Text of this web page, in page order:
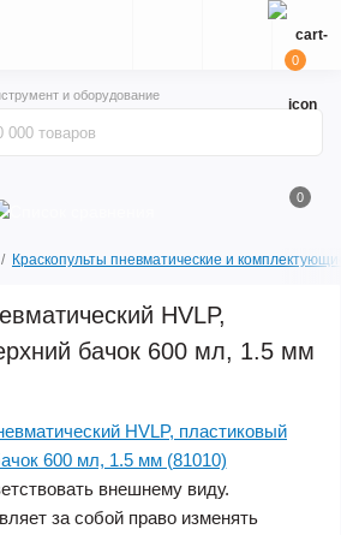
и оборудование
0
0
Краскопульты пневматические и
HVLP,
бачок 600 мл, 1.5 мм
внешнему виду.
за собой право изменять